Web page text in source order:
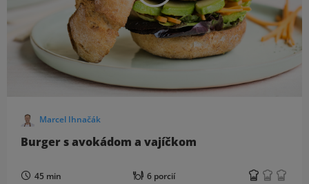
Marcel Ihnačák
Burger s avokádom a vajíčkom
45 min 6 porcií